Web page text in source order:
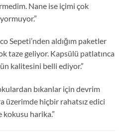
Nane ise içimi çok
Sepeti’nden aldığım paketler
taze geliyor. Kapsülü patlatınca
kalitesini belli ediyor.”
bıkanlar için devrim
üzerimde hiçbir rahatsız edici
kokusu harika.”